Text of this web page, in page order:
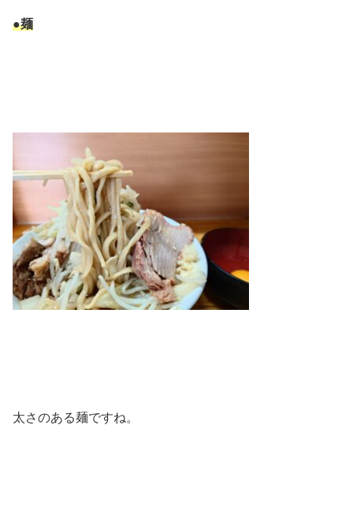
●麺
太さのある麺ですね。